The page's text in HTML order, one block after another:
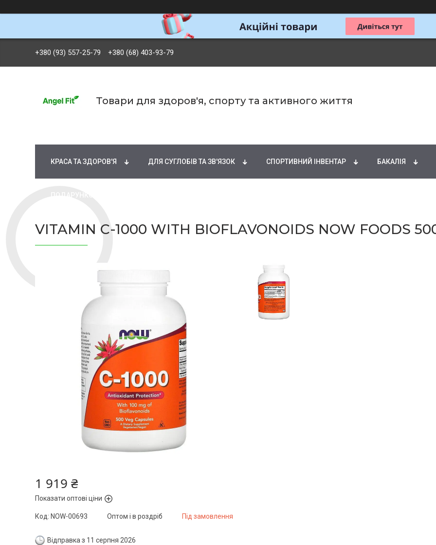
+380 (93) 557-25-79 +380 (68) 403-93-79
Товари для здоров'я, спорту та активного життя
КРАСА ТА ЗДОРОВ'Я ДЛЯ СУГЛОБІВ ТА ЗВ'ЯЗОК СПОРТИВНИЙ ІНВЕНТАР БАКАЛІЯ
VITAMIN C-1000 WITH BIOFLAVONOIDS NOW FOODS
1 919 ₴
Показати оптові ціни
Під замовлення
Оптом і в роздріб
Код: NOW-00693
Відправка з 11 серпня 2026